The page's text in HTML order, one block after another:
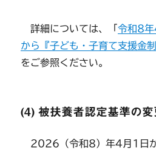
詳細については、「令和8年
から『子ども・子育て支援金
をご参照ください。
(4) 被扶養者認定基準の変
2026（令和8）年4月1日か